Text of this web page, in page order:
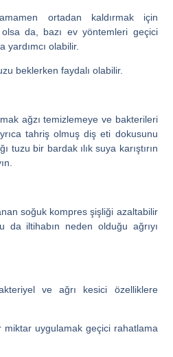
ortadan kaldırmak için
da, bazı ev yöntemleri geçici
yardımcı olabilir.
beklerken faydalı olabilir.
ağzı temizlemeye ve bakterileri
tahriş olmuş diş eti dokusunu
tuzu bir bardak ılık suya karıştırın
soğuk kompres şişliği azaltabilir
da iltihabın neden olduğu ağrıyı
ve ağrı kesici özelliklere
miktar uygulamak geçici rahatlama